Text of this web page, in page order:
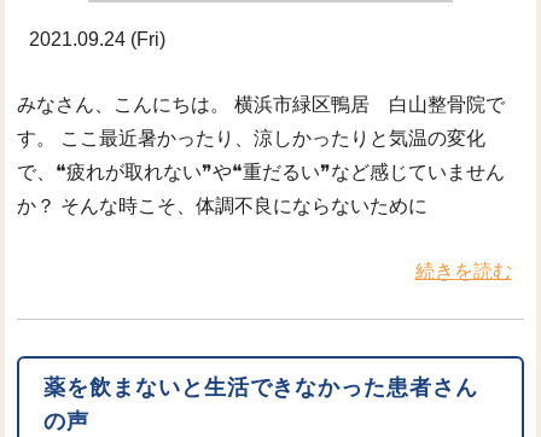
2021.09.24 (Fri)
みなさん、こんにちは。 横浜市緑区鴨居 白山整骨院で
す。 ここ最近暑かったり、涼しかったりと気温の変化
で、❝疲れが取れない❞や❝重だるい❞など感じていません
か？ そんな時こそ、体調不良にならないために
続きを読む
薬を飲まないと生活できなかった患者さん
の声